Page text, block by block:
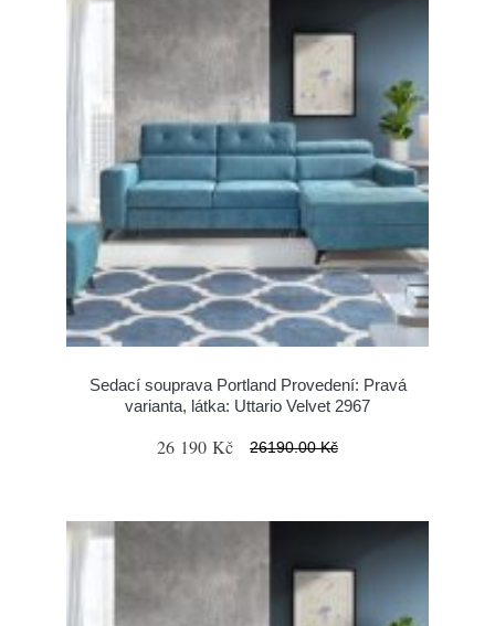
Sedací souprava Portland Provedení: Pravá
varianta, látka: Uttario Velvet 2967
26 190 Kč 26190.00 Kč